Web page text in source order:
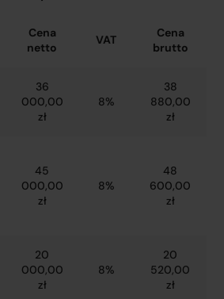
Cena
netto
VAT
Cena
brutto
36
000,00
zł
8%
38
880,00
zł
45
000,00
zł
8%
48
600,00
zł
20
000,00
zł
8%
20
520,00
zł